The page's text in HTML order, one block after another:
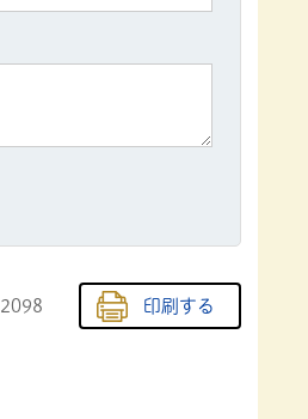
2098 印刷する